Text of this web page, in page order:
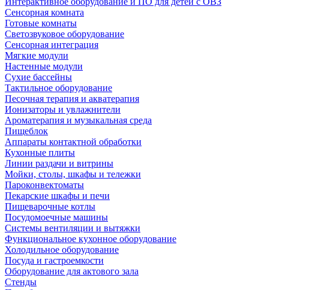
Сенсорная комната
Готовые комнаты
Светозвуковое оборудование
Сенсорная интеграция
Мягкие модули
Настенные модули
Сухие бассейны
Тактильное оборудование
Песочная терапия и акватерапия
Ионизаторы и увлажнители
Ароматерапия и музыкальная среда
Пищеблок
Аппараты контактной обработки
Кухонные плиты
Линии раздачи и витрины
Мойки, столы, шкафы и тележки
Пароконвектоматы
Пекарские шкафы и печи
Пищеварочные котлы
Посудомоечные машины
Системы вентиляции и вытяжки
Функциональное кухонное оборудование
Холодильное оборудование
Посуда и гастроемкости
Оборудование для актового зала
Стенды